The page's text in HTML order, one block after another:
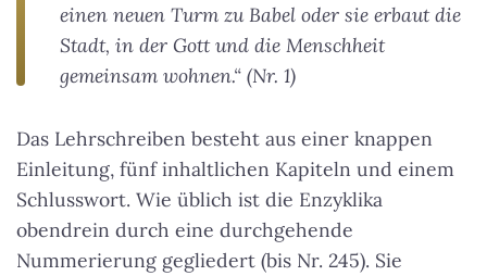
einen neuen Turm zu Babel oder sie erbaut die
Stadt, in der Gott und die Menschheit
gemeinsam wohnen.“ (Nr. 1)
Das Lehrschreiben besteht aus einer knappen
Einleitung, fünf inhaltlichen Kapiteln und einem
Schlusswort. Wie üblich ist die Enzyklika
obendrein durch eine durchgehende
Nummerierung gegliedert (bis Nr. 245). Sie